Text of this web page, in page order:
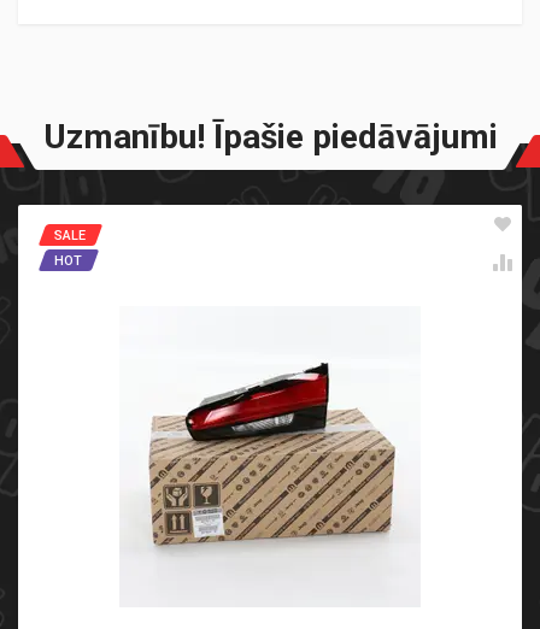
Uzmanību! Īpašie piedāvājumi
SALE
HOT